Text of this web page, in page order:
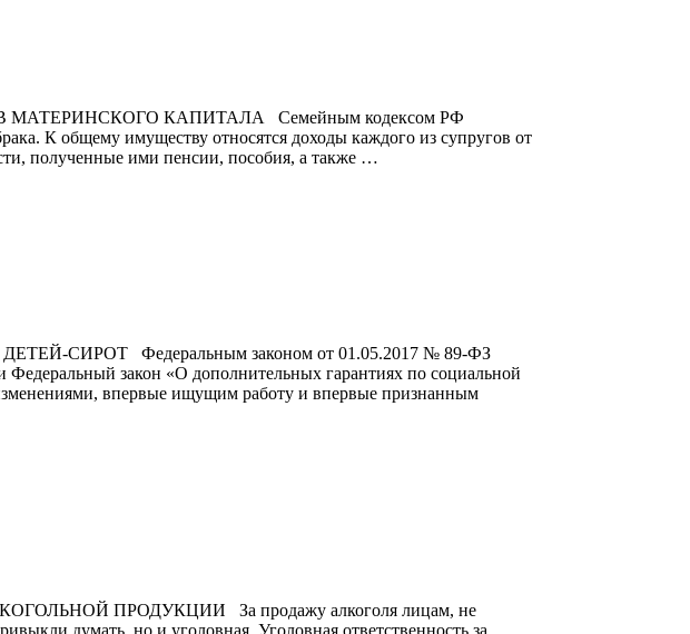
КАПИТАЛА Семейным кодексом РФ
К общему имуществу относятся доходы каждого из супругов от
полученные ими пенсии, пособия, а также …
Федеральным законом от 01.05.2017 № 89-ФЗ
закон «О дополнительных гарантиях по социальной
впервые ищущим работу и впервые признанным
ПРОДУКЦИИ За продажу алкоголя лицам, не
думать, но и уголовная. Уголовная ответственность за